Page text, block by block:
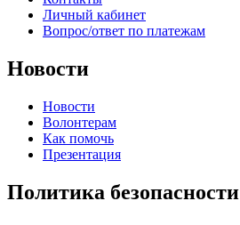
Личный кабинет
Вопрос/ответ по платежам
Новости
Новости
Волонтерам
Как помочь
Презентация
Политика безопасности